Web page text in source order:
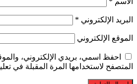
البريد الإلكتروني *
الموقع الإلكتروني
احفظ اسمي، بريدي الإلكتروني،
المتصفح لاستخدامها المرة المقبلة في